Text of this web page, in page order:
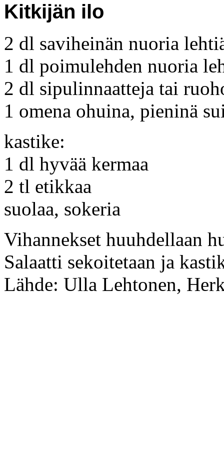
Kitkijän ilo
2 dl saviheinän nuoria
1 dl poimulehden nuoria
2 dl sipulinnaatteja tai
1 omena ohuina, pieninä
kastike:
1 dl hyvää kermaa
2 tl etikkaa
suolaa, sokeria
Vihannekset huuhdellaan
Salaatti sekoitetaan ja
Lähde: Ulla Lehtonen,